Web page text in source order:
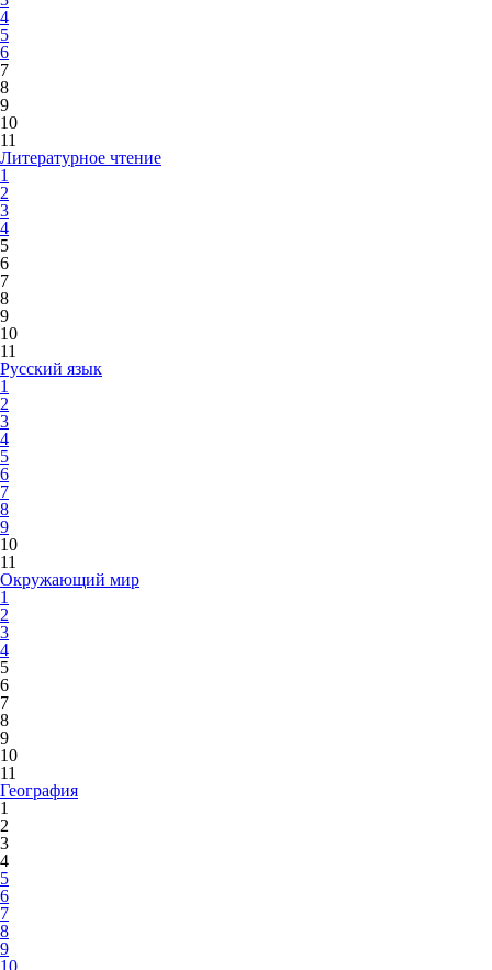
4
5
6
7
8
9
10
11
Литературное чтение
1
2
3
4
5
6
7
8
9
10
11
Русский язык
1
2
3
4
5
6
7
8
9
10
11
Окружающий мир
1
2
3
4
5
6
7
8
9
10
11
География
1
2
3
4
5
6
7
8
9
10